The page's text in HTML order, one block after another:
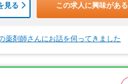
見る この求人に興味がある
薬剤師さんにお話を伺ってきました